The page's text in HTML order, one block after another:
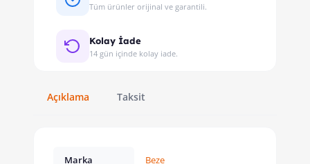
Tüm ürünler orijinal ve garantili.
Kolay İade
14 gün içinde kolay iade.
Açıklama Taksit
Marka Beze